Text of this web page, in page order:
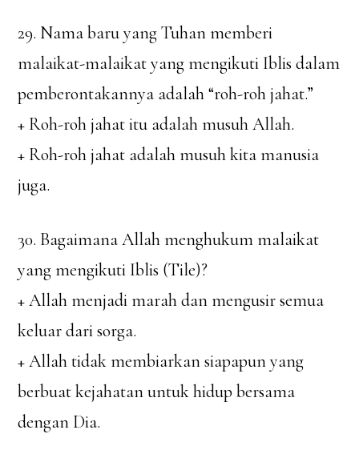
29. Nama baru yang Tuhan memberi
malaikat-malaikat yang mengikuti Iblis dalam
pemberontakannya adalah “roh-roh jahat.”
+ Roh-roh jahat itu adalah musuh Allah.
+ Roh-roh jahat adalah musuh kita manusia
juga.
30. Bagaimana Allah menghukum malaikat
yang mengikuti Iblis (Tile)?
+ Allah menjadi marah dan mengusir semua
keluar dari sorga.
+ Allah tidak membiarkan siapapun yang
berbuat kejahatan untuk hidup bersama
dengan Dia.